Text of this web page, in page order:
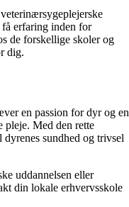
få erfaring inden for
de forskellige skoler og
dig.
en passion for dyr og en
pleje. Med den rette
sundhed og trivsel
uddannelsen eller
din lokale erhvervsskole